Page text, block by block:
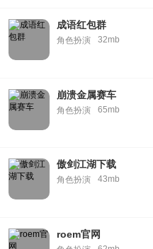
成语红包群
角色扮演 32mb
崩溃金属赛车
角色扮演 65mb
傲剑江湖下载
角色扮演 43mb
roem官网